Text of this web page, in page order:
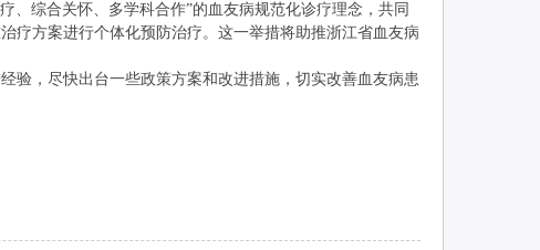
综合关怀、多学科合作”的血友病规范化诊疗理念，共同
疗方案进行个体化预防治疗。这一举措将助推浙江省血友病
，尽快出台一些政策方案和改进措施，切实改善血友病患